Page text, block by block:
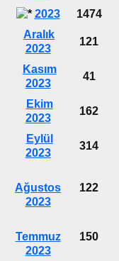
2023 1474
Aralık
2023
121
Kasım
2023
41
Ekim
2023
162
Eylül
2023
314
Ağustos
2023
122
Temmuz
2023
150